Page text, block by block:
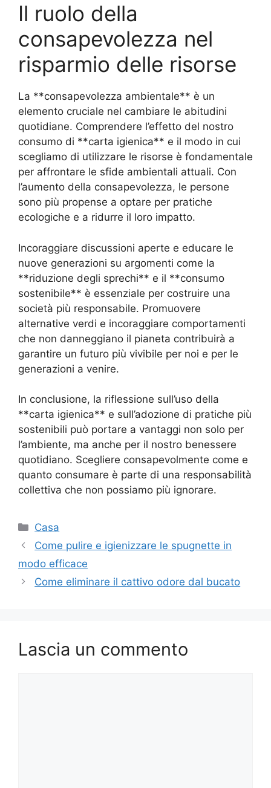
Il ruolo della
consapevolezza nel
risparmio delle risorse
La **consapevolezza ambientale** è un
elemento cruciale nel cambiare le abitudini
quotidiane. Comprendere l’effetto del nostro
consumo di **carta igienica** e il modo in cui
scegliamo di utilizzare le risorse è fondamentale
per affrontare le sfide ambientali attuali. Con
l’aumento della consapevolezza, le persone
sono più propense a optare per pratiche
ecologiche e a ridurre il loro impatto.
Incoraggiare discussioni aperte e educare le
nuove generazioni su argomenti come la
**riduzione degli sprechi** e il **consumo
sostenibile** è essenziale per costruire una
società più responsabile. Promuovere
alternative verdi e incoraggiare comportamenti
che non danneggiano il pianeta contribuirà a
garantire un futuro più vivibile per noi e per le
generazioni a venire.
In conclusione, la riflessione sull’uso della
**carta igienica** e sull’adozione di pratiche più
sostenibili può portare a vantaggi non solo per
l’ambiente, ma anche per il nostro benessere
quotidiano. Scegliere consapevolmente come e
quanto consumare è parte di una responsabilità
collettiva che non possiamo più ignorare.
Categorie
Casa
Come pulire e igienizzare le spugnette in
modo efficace
Come eliminare il cattivo odore dal bucato
Lascia un commento